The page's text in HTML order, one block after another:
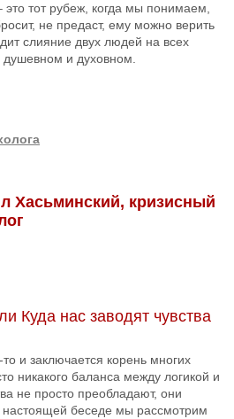
это тот рубеж, когда мы понимаем,
не предаст, ему можно верить
слияние двух людей на всех
душевном и духовном.
Хасьминский, кризисный
Куда нас заводят чувства
и заключается корень многих
никакого баланса между логикой и
не просто преобладают, они
беседе мы рассмотрим